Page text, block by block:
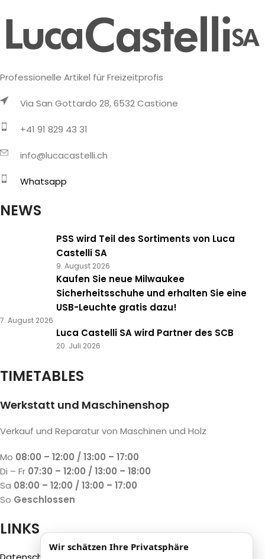
Professionelle Artikel für Freizeitprofis
Via San Gottardo 28, 6532 Castione
+41 91 829 43 31
info@lucacastelli.ch
Whatsapp
NEWS
PSS wird Teil des Sortiments von Luca
Castelli SA
9. August 2026
Kaufen Sie neue Milwaukee
Sicherheitsschuhe und erhalten Sie eine
USB-Leuchte gratis dazu!
7. August 2026
Luca Castelli SA wird Partner des SCB
20. Juli 2026
TIMETABLES
Werkstatt und Maschinenshop
Verkauf und Reparatur von Maschinen und Holz
Mo 08:00 – 12:00 / 13:00 – 17:00
Di – Fr 07:30 – 12:00 / 13:00 – 18:00
Sa 08:00 – 12:00 / 13:00 – 17:00
So Geschlossen
LINKS
Wir schätzen Ihre Privatsphäre